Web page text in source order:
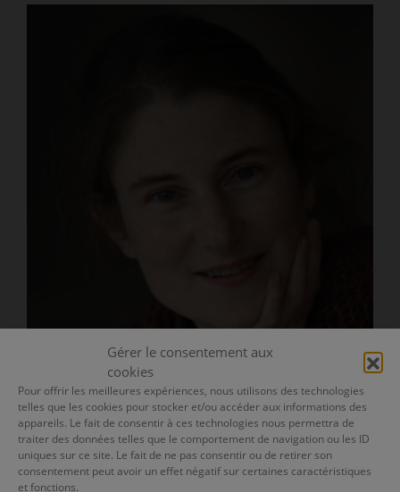
Gérer le consentement aux
cookies
Pour offrir les meilleures expériences, nous utilisons des technologies
telles que les cookies pour stocker et/ou accéder aux informations des
appareils. Le fait de consentir à ces technologies nous permettra de
traiter des données telles que le comportement de navigation ou les ID
uniques sur ce site. Le fait de ne pas consentir ou de retirer son
consentement peut avoir un effet négatif sur certaines caractéristiques
et fonctions.
Blandine
Bricka